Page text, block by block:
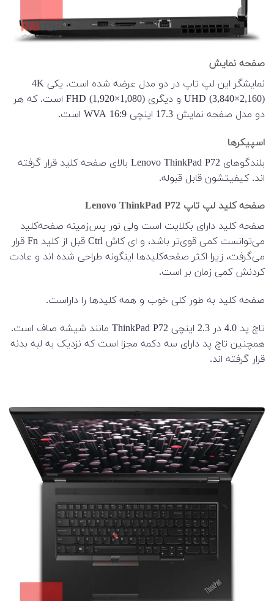
صفحه نمایش
نمایشگر این لپ تاپ در دو مدل عرضه شده است. یکی 4K
UHD (3,840×2,160) و دیگری FHD (1,920×1,080) است. که هر
دو مدل صفحه نمایش 17.3 اینچی 16:9 WVA است.
اسپیکرها
بلندگوهای Lenovo ThinkPad P72 بالای صفحه کلید قرار گرفته
اند. کیفیتشون قابل قبوله.
صفحه کلید لپ تاپ Lenovo ThinkPad P72
صفحه کلید دارای بکلایت است ولی نور پس‌زمینه صفحه‌کلید
می‌توانست کمی قوی‌تر باشد، و ای کاش Ctrl قبل از کلید Fn قرار
می‌گرفت، زیرا اکثر صفحه‌کلیدها اینگونه طراحی شده اند و عادت
کردنش کمی زمان بر است.
صفحه کلید به طور کلی خوب و همه کلیدها را داراست.
تاچ پد 4.0 در 2.3 اینچی ThinkPad P72 مانند شیشه صاف است.
همچنین تاچ پد دارای سه دکمه مجزا است که نزدیک به لبه بدنه
قرار گرفته اند.